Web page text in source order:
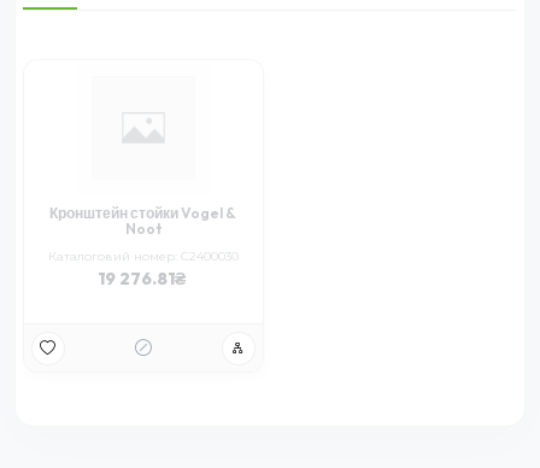
Кронштейн стойки Vogel &
Noot
Каталоговий номер: С2400030
19 276.81